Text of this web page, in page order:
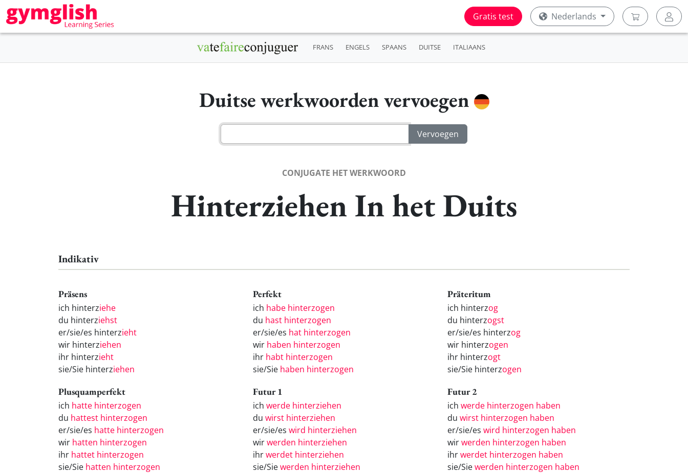
Gratis test Nederlands
FRANS ENGELS SPAANS DUITSE ITALIAANS
Duitse werkwoorden vervoegen
CONJUGATE HET WERKWOORD
Hinterziehen In het Duits
Indikativ
Präsens
ich hinterziehe
du hinterziehst
er/sie/es hinterzieht
wir hinterziehen
ihr hinterzieht
sie/Sie hinterziehen
Perfekt
ich habe hinterzogen
du hast hinterzogen
er/sie/es hat hinterzogen
wir haben hinterzogen
ihr habt hinterzogen
sie/Sie haben hinterzogen
Präteritum
ich hinterzog
du hinterzogst
er/sie/es hinterzog
wir hinterzogen
ihr hinterzogt
sie/Sie hinterzogen
Plusquamperfekt
ich hatte hinterzogen
du hattest hinterzogen
er/sie/es hatte hinterzogen
wir hatten hinterzogen
ihr hattet hinterzogen
sie/Sie hatten hinterzogen
Futur 1
ich werde hinterziehen
du wirst hinterziehen
er/sie/es wird hinterziehen
wirwerden hinterziehen
ihrwerdet hinterziehen
sie/Siewerden hinterziehen
Futur 2
ich werde hinterzogen haben
du wirst hinterzogen haben
er/sie/es wird hinterzogen haben
wirwerden hinterzogen haben
ihrwerdet hinterzogen haben
sie/Siewerden hinterzogen haben